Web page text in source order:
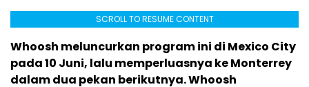
SCROLL TO RESUME CONTENT
Whoosh meluncurkan program ini di Mexico City
pada 10 Juni, lalu memperluasnya ke Monterrey
dalam dua pekan berikutnya. Whoosh